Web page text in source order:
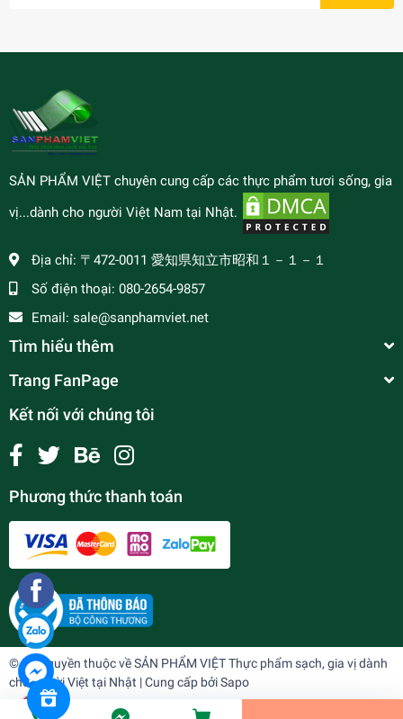
SẢN PHẨM VIỆT chuyên cung cấp các thực phẩm tươi sống, gia
vị...dành cho người Việt Nam tại Nhật.
Địa chỉ: 〒472-0011 愛知県知立市昭和１－１－１
Số điện thoại: 080-2654-9857
Email: sale@sanphamviet.net
Tìm hiểu thêm
Trang FanPage
Kết nối với chúng tôi
Phương thức thanh toán
© Bản quyền thuộc vềSẢN PHẨM VIỆT Thực phẩm sạch, gia vị dành
cho người Việt tại Nhật | Cung cấp bởiSapo
¥1.313
undefined
Tiến Hành Thanh Toán